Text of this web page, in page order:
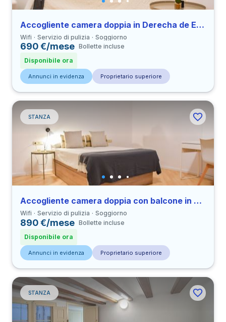
Accogliente camera doppia in Derecha de Eixample
Wifi Servizio di pulizia Soggiorno
690 €/mese Bollette incluse
Disponibile ora
Annunci in evidenza Proprietario superiore
STANZA
Accogliente camera doppia con balcone in Derecha de Eixample
Wifi Servizio di pulizia Soggiorno
890 €/mese Bollette incluse
Disponibile ora
Annunci in evidenza Proprietario superiore
STANZA